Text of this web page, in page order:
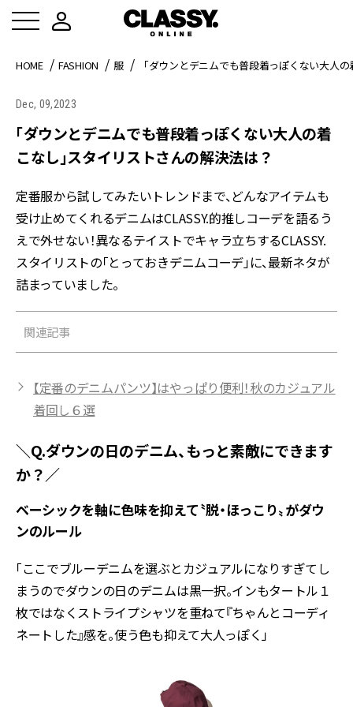
HOME FASHION 服 「ダウンとデニムでも普段着っぽくない大人
Dec, 09,2023
「ダウンとデニムでも普段着っぽくない大人の着
こなし」スタイリストさんの解決法は？
定番服から試してみたいトレンドまで、どんなアイテムも
受け止めてくれるデニムはCLASSY.的推しコーデを語るう
えで外せない！異なるテイストでキャラ立ちするCLASSY.
スタイリストの「とっておきデニムコーデ」に、最新ネタが
詰まっていました。
関連記事
【定番のデニムパンツ】はやっぱり便利！秋のカジュアル
着回し６選
＼Q.ダウンの日のデニム、もっと素敵にできます
か？／
ベーシックを軸に色味を抑えて〝脱・ほっこり〟がダウ
ンのルール
「ここでブルーデニムを選ぶとカジュアルになりすぎてし
まうのでダウンの日のデニムは黒一択。インもタートル１
枚ではなくストライプシャツを重ねて『ちゃんとコーディ
ネートした』感を。使う色も抑えて大人っぽく」